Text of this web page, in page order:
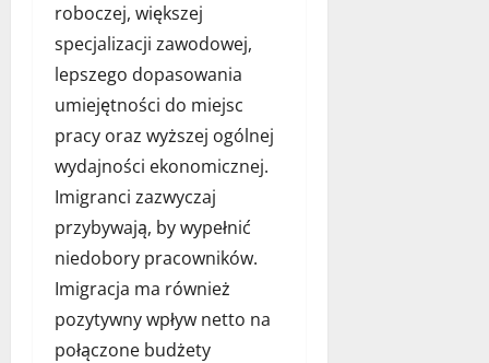
roboczej, większej
specjalizacji zawodowej,
lepszego dopasowania
umiejętności do miejsc
pracy oraz wyższej ogólnej
wydajności ekonomicznej.
Imigranci zazwyczaj
przybywają, by wypełnić
niedobory pracowników.
Imigracja ma również
pozytywny wpływ netto na
połączone budżety